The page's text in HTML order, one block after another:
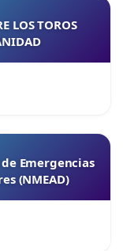
educación
cambios
sector
y el respeto
LOS TOROS
Emergencias
(NMEAD)